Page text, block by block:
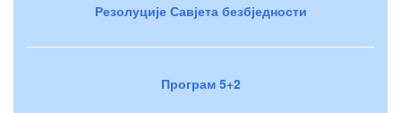
Резолуције Савјета безбједности
Програм 5+2